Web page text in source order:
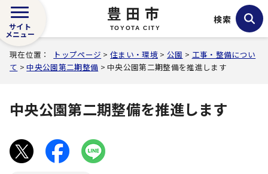
豊田市
TOYOTA CITY
サイト
メニュー
検索
現在位置： トップページ >住まい・環境 >公園 > 工事・整備につい
て >中央公園第二期整備 > 中央公園第二期整備を推進します
中央公園第二期整備を推進します